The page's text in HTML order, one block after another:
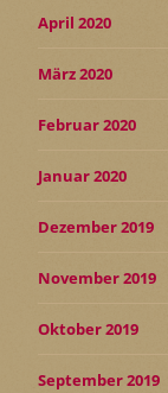
April 2020
März 2020
Februar 2020
Januar 2020
Dezember 2019
November 2019
Oktober 2019
September 2019